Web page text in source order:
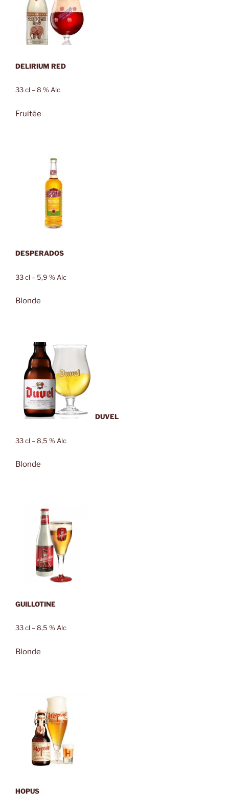
DELIRIUM RED
33 cl – 8 % Alc
Fruitée
DESPERADOS
33 cl – 5,9 % Alc
Blonde
DUVEL
33 cl – 8,5 % Alc
Blonde
GUILLOTINE
33 cl – 8,5 % Alc
Blonde
HOPUS